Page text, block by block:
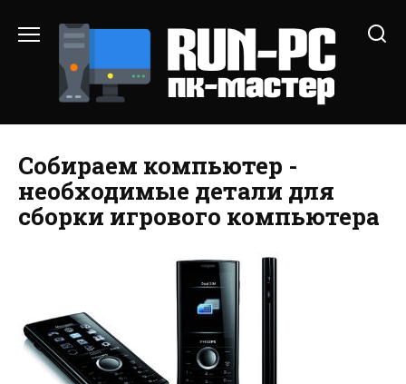
содержанию
Собираем компьютер -
необходимые детали для
сборки игрового компьютера